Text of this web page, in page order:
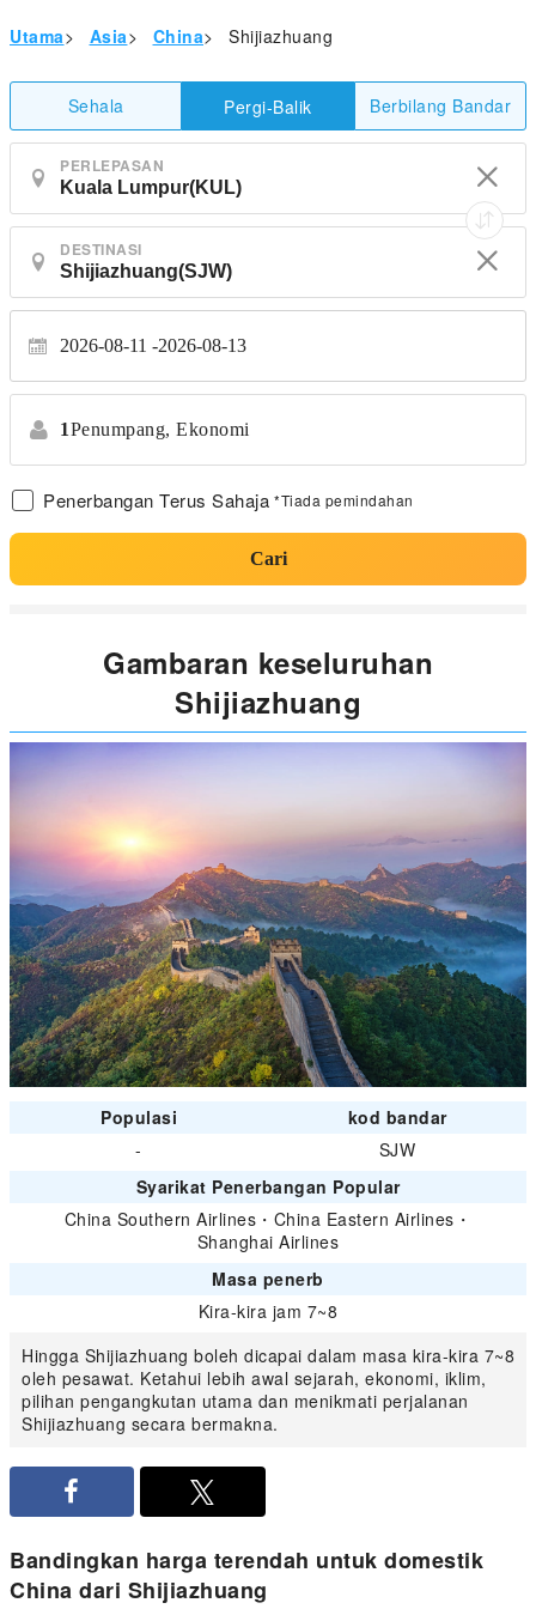
Utama> Asia> China> Shijiazhuang
Sehala Pergi-Balik Berbilang Bandar
PERLEPASAN
DESTINASI
2026-08-11 2026-08-13
1Penumpang, Ekonomi
Penerbangan Terus Sahaja *Tiada pemindahan
Cari
Gambaran keseluruhan
Shijiazhuang
Populasi
kod bandar
-
SJW
Syarikat Penerbangan Popular
China Southern Airlines ・ China Eastern Airlines ・
Shanghai Airlines
Masa penerb
Kira-kira jam 7~8
Hingga Shijiazhuang boleh dicapai dalam masa kira-kira 7~8
oleh pesawat. Ketahui lebih awal sejarah, ekonomi, iklim,
pilihan pengangkutan utama dan menikmati perjalanan
Shijiazhuang secara bermakna.
Bandingkan harga terendah untuk domestik
China dari Shijiazhuang